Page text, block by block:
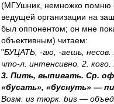
(МГУшник, немножко помню
ведущей организации на
был оппонентом; он мне
объективным) читаем:
"БУЦАТЬ, -аю, -аешь,
что-л. интенсивно. 2. кого.
3. Пить, выпивать. Ср.
«бусать», «буснуть» —
Возм. из тюрк. bus —